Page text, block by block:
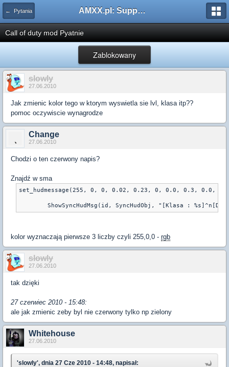
← Pytania AMXX.pl: Support AMX Mod X i SourceMod
Call of duty mod Pyatnie
Zablokowany
slowly
27.06.2010
Jak zmienic kolor tego w ktorym wyswietla sie lvl, klasa itp??
pomoc oczywiscie wynagrodze
Change
27.06.2010
Chodzi o ten czerwony napis?
Znajdź w sma
set_hudmessage(255, 0, 0, 0.02, 0.23, 0, 0.0, 0.3, 0.0,
kolor wyznaczają pierwsze 3 liczby czyli 255,0,0 - rgb
slowly
27.06.2010
tak dzięki
27 czerwiec 2010 - 15:48:
ale jak zmienic zeby byl nie czerwony tylko np zielony
Whitehouse
27.06.2010
'slowly', dnia 27 Cze 2010 - 14:48, napisał: